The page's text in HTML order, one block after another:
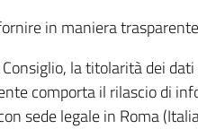
in maniera
la titolarità dei
comporta il rilascio di
sede legale in Roma